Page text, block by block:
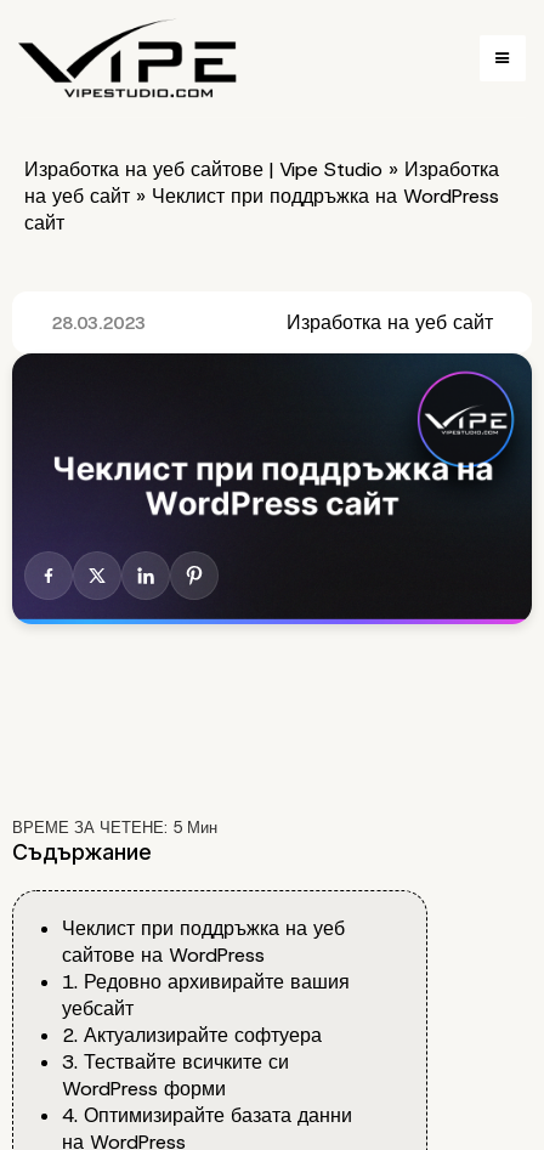
Изработка на уеб сайтове | Vipe Studio » Изработка
на уеб сайт » Чеклист при поддръжка на WordPress
сайт
28.03.2023 Изработка на уеб сайт
ВРЕМЕ ЗА ЧЕТЕНЕ: 5 Мин
Съдържание
Чеклист при поддръжка на уеб
сайтове на WordPress
1. Редовно архивирайте вашия
уебсайт
2. Актуализирайте софтуера
3. Тествайте всичките си
WordPress форми
4. Оптимизирайте базата данни
на WordPress